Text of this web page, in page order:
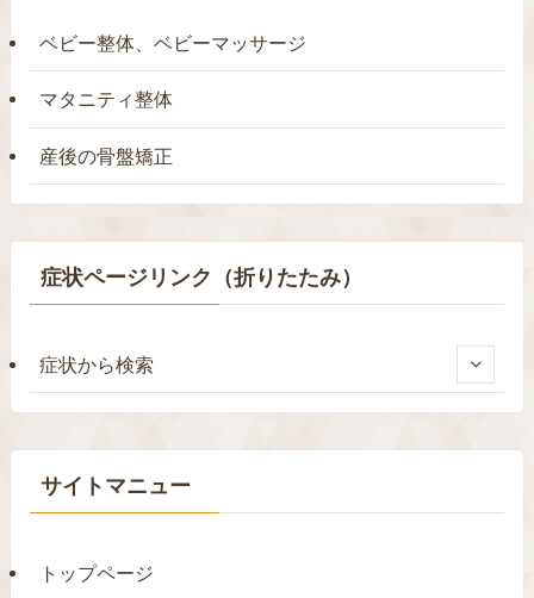
ベビー整体、ベビーマッサージ
マタニティ整体
産後の骨盤矯正
症状ページリンク（折りたたみ）
症状から検索
サイトマニュー
トップページ